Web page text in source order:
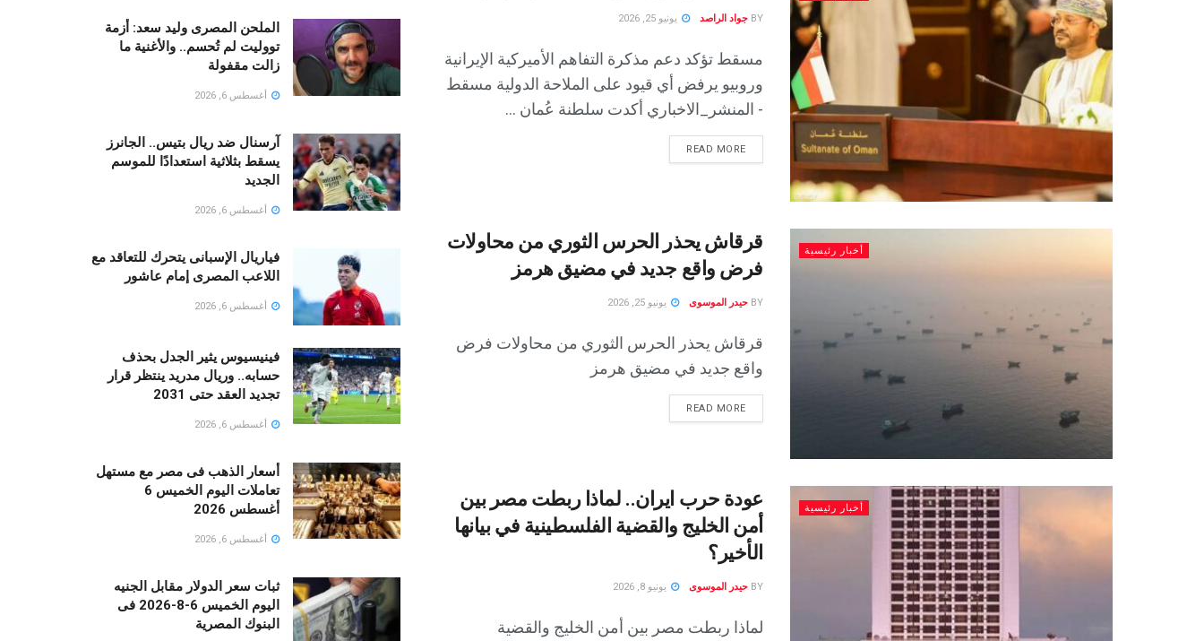
BY جواد الراصد يونيو 25, 2026
مسقط تؤكد دعم مذكرة التفاهم الأميركية الإيرانية
وروبيو يرفض أي قيود على الملاحة الدولية مسقط
- المنشر_الاخباري أكدت سلطنة عُمان ...
READ MORE
أخبار رئيسية
قرقاش يحذر الحرس الثوري من محاولات
فرض واقع جديد في مضيق هرمز
BY حيدر الموسوى يونيو 25, 2026
قرقاش يحذر الحرس الثوري من محاولات فرض
واقع جديد في مضيق هرمز
READ MORE
أخبار رئيسية
عودة حرب ايران.. لماذا ربطت مصر بين
أمن الخليج والقضية الفلسطينية في بيانها
الأخير؟
BY حيدر الموسوى يونيو 8, 2026
لماذا ربطت مصر بين أمن الخليج والقضية
الملحن المصرى وليد سعد: أزمة
تووليت لم تُحسم.. والأغنية ما
زالت مقفولة
أغسطس 6, 2026
آرسنال ضد ريال بتيس.. الجانرز
يسقط بثلاثية استعدادًا للموسم
الجديد
أغسطس 6, 2026
فياريال الإسبانى يتحرك للتعاقد مع
اللاعب المصرى إمام عاشور
أغسطس 6, 2026
فينيسيوس يثير الجدل بحذف
حسابه.. وريال مدريد ينتظر قرار
تجديد العقد حتى 2031
أغسطس 6, 2026
أسعار الذهب فى مصر مع مستهل
تعاملات اليوم الخميس 6
أغسطس 2026
أغسطس 6, 2026
ثبات سعر الدولار مقابل الجنيه
اليوم الخميس 6-8-2026 فى
البنوك المصرية